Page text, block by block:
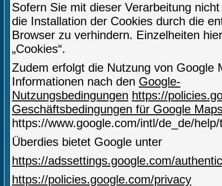
Sofern Sie mit dieser Verarbeitung
die Installation der Cookies durch die
Browser zu verhindern. Einzelheiten
„Cookies“.
Zudem erfolgt die Nutzung von Google
Informationen nach den Google-
Nutzungsbedingungen https://
Geschäftsbedingungen für Google
https://www.google.com/intl/de_de/
Überdies bietet Google unter
https://adssettings.google.com/
https://policies.google.com/privacy